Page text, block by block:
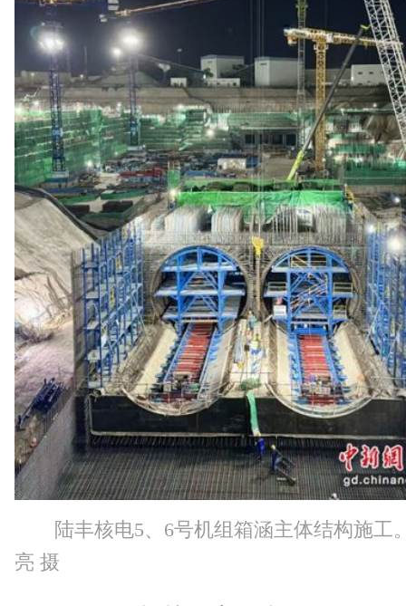
陆丰核电5、6号机组箱涵主体结构施工
亮 摄